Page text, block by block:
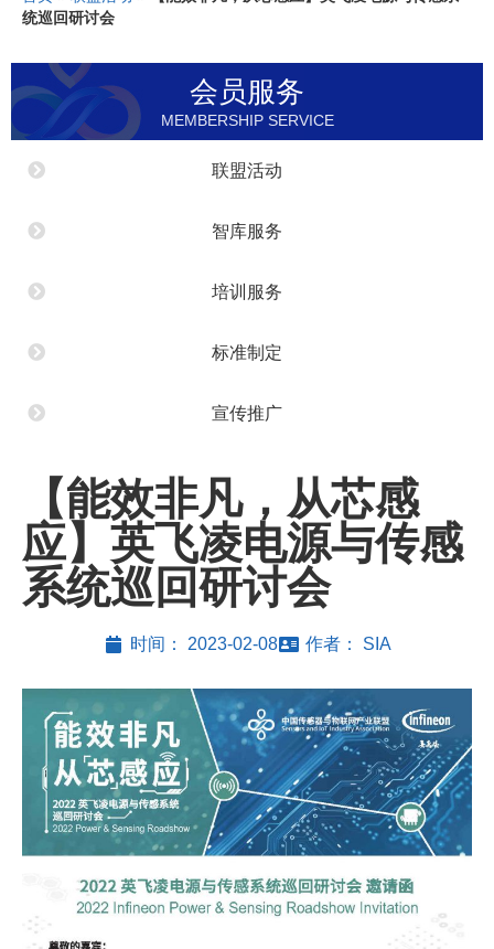
统巡回研讨会
会员服务
MEMBERSHIP SERVICE
联盟活动
智库服务
培训服务
标准制定
宣传推广
【能效非凡，从芯感
应】英飞凌电源与传感
系统巡回研讨会
时间： 2023-02-08 作者： SIA